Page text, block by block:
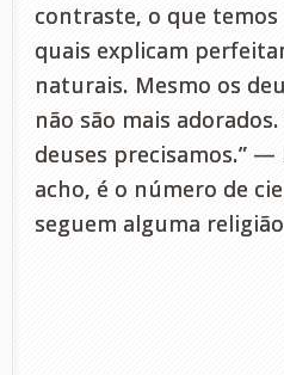
contraste, o que
quais explicam
naturais. Mesmo os
não são mais
deuses precisamos.”
acho, é o número de
seguem alguma